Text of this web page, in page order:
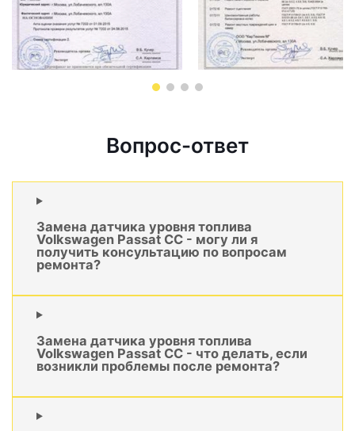
Вопрос-ответ
Замена датчика уровня топлива
Volkswagen Passat CC - могу ли я
получить консультацию по вопросам
ремонта?
Замена датчика уровня топлива
Volkswagen Passat CC - что делать, если
возникли проблемы после ремонта?